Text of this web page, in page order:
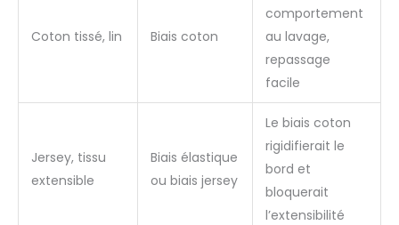
Coton tissé, lin Biais coton
comportement
au lavage,
repassage
facile
Jersey, tissu
extensible
Biais élastique
ou biais jersey
Le biais coton
rigidifierait le
bord et
bloquerait
l’extensibilité